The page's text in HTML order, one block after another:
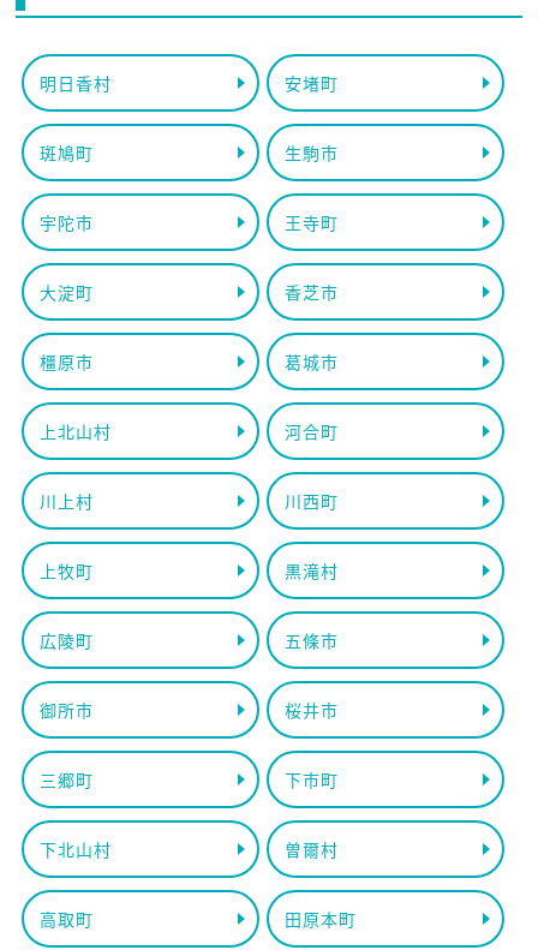
明日香村 安堵町
斑鳩町 生駒市
宇陀市 王寺町
大淀町 香芝市
橿原市 葛城市
上北山村 河合町
川上村 川西町
上牧町 黒滝村
広陵町 五條市
御所市 桜井市
三郷町 下市町
下北山村 曽爾村
高取町 田原本町